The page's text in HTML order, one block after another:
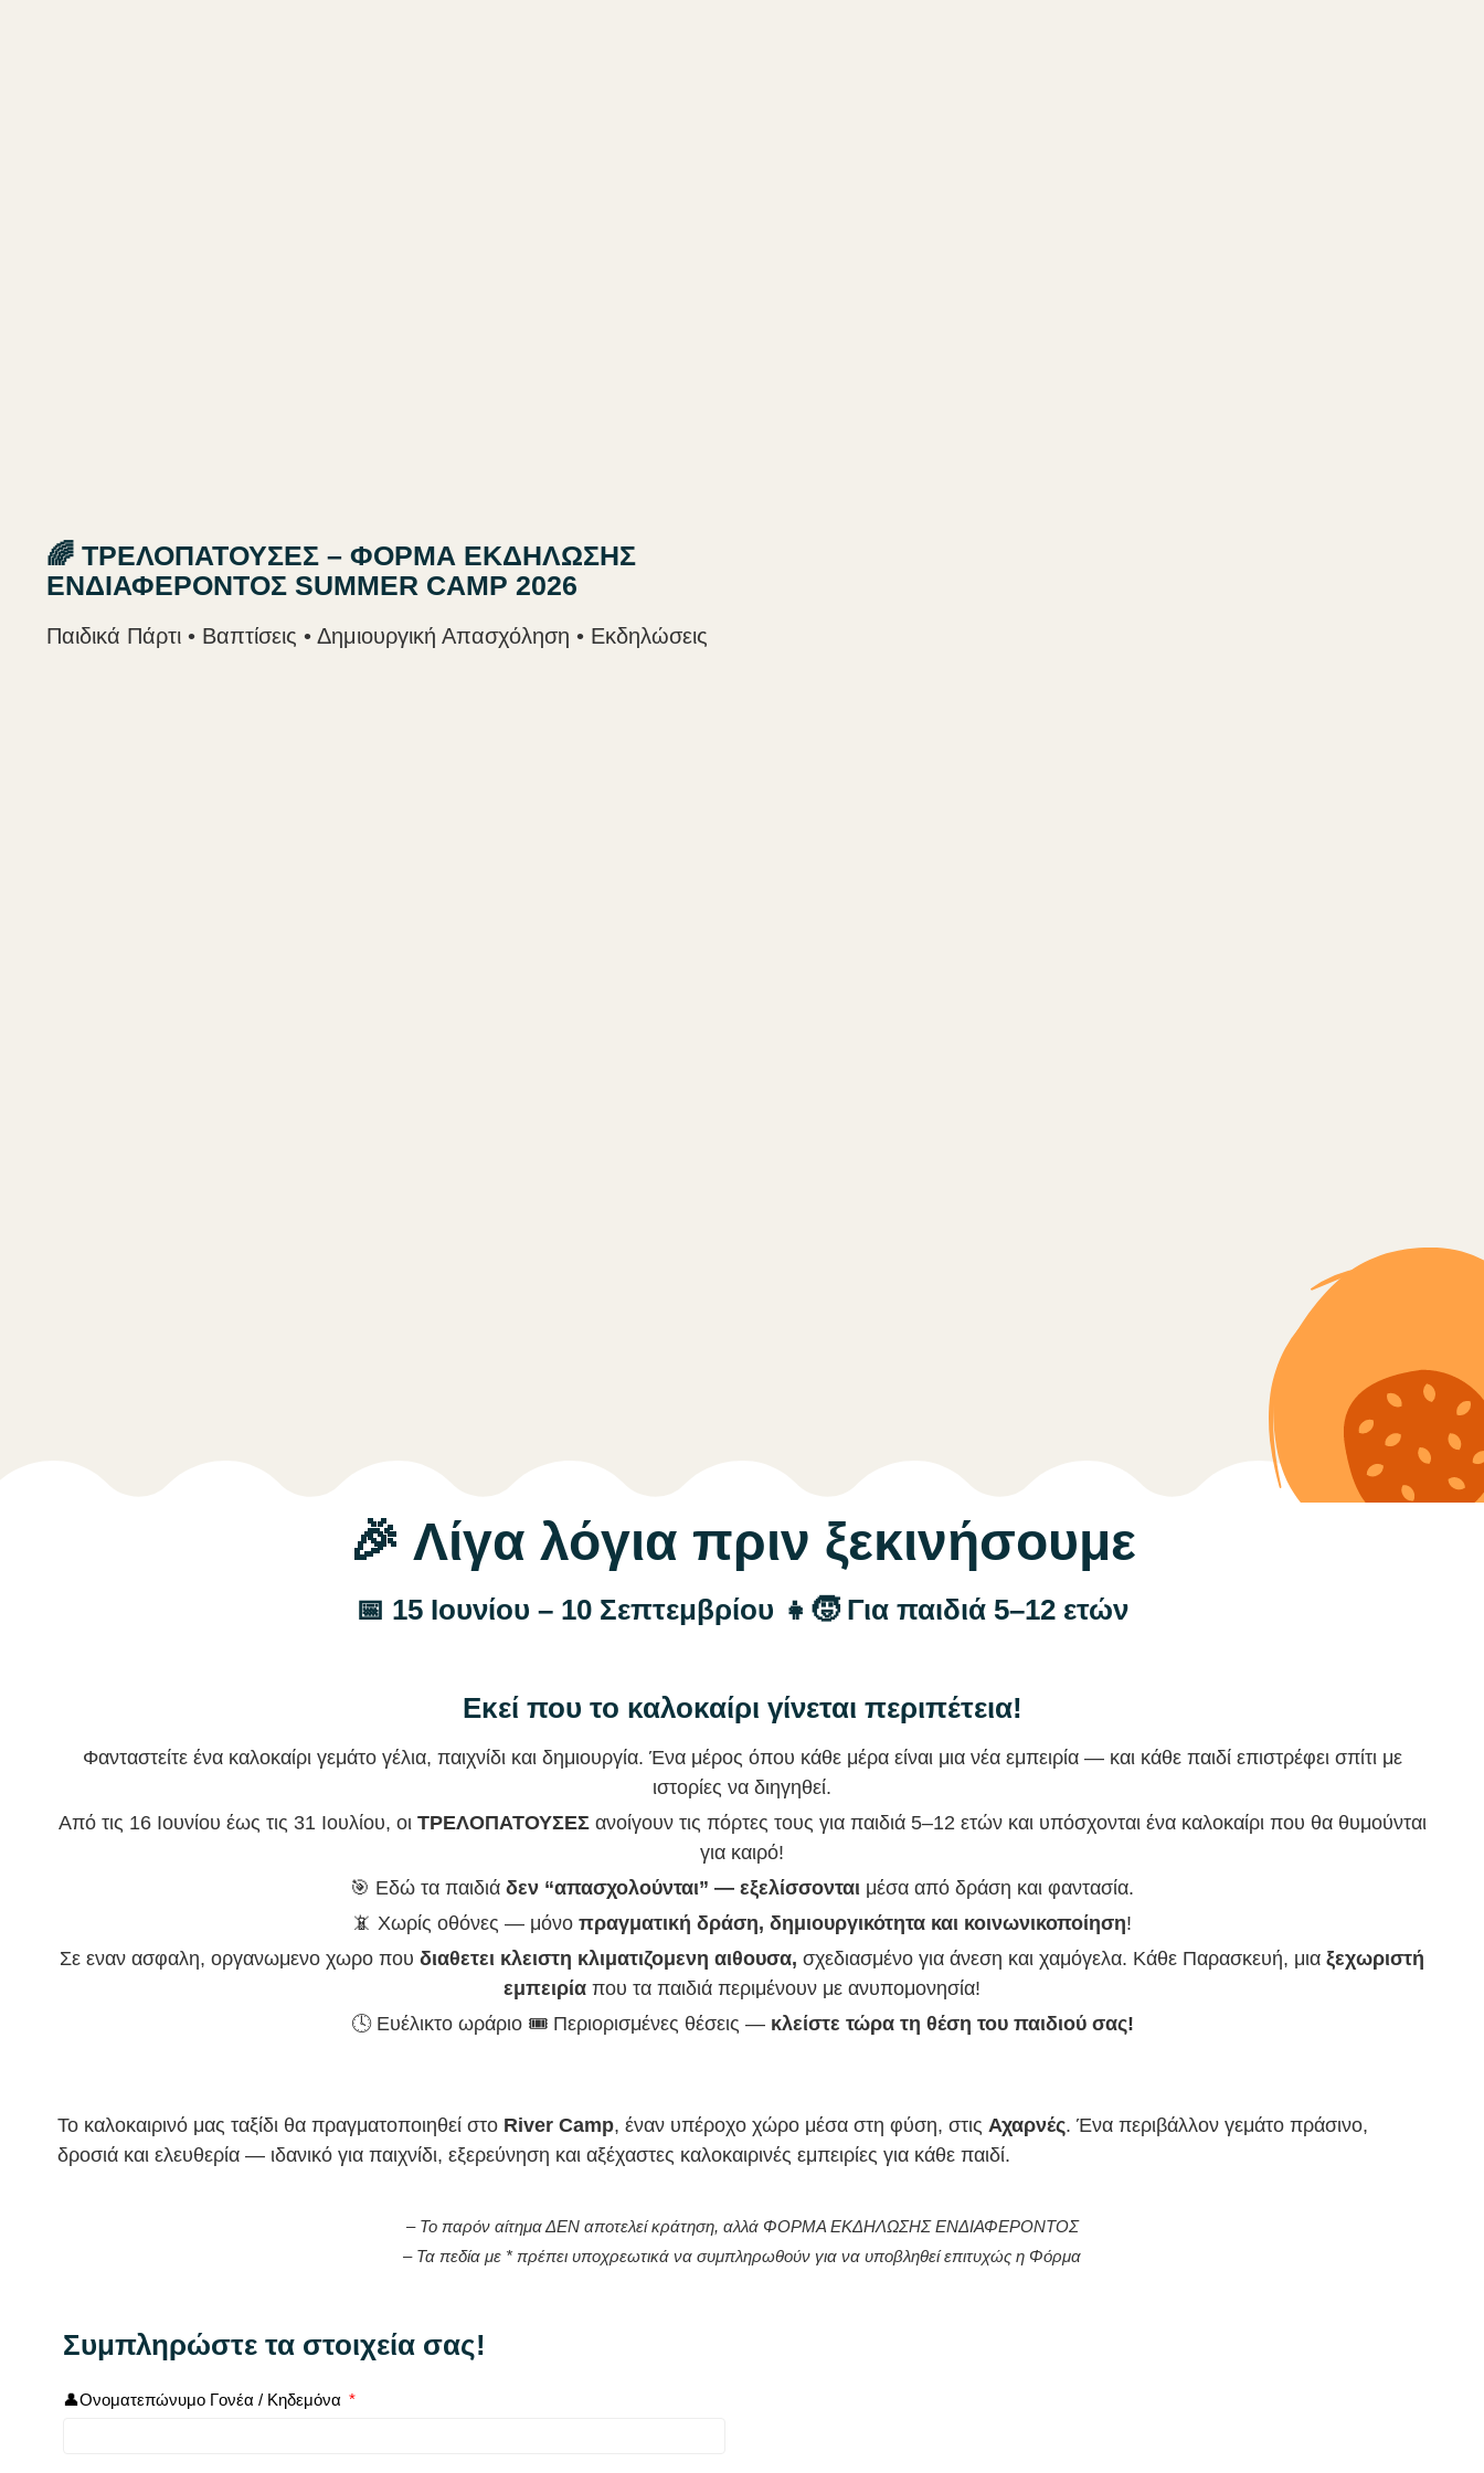
🌈 ΤΡΕΛΟΠΑΤΟΥΣΕΣ – ΦΟΡΜΑ ΕΚΔΗΛΩΣΗΣ
ΕΝΔΙΑΦΕΡΟΝΤΟΣ SUMMER CAMP 2026
Παιδικά Πάρτι • Βαπτίσεις • Δημιουργική Απασχόληση • Εκδηλώσεις
🎉 Λίγα λόγια πριν ξεκινήσουμε
📅 15 Ιουνίου – 10 Σεπτεμβρίου 👧🧒 Για παιδιά 5–12 ετών
Εκεί που το καλοκαίρι γίνεται περιπέτεια!
Φανταστείτε ένα καλοκαίρι γεμάτο γέλια, παιχνίδι και δημιουργία. Ένα μέρος όπου κάθε μέρα είναι μια νέα εμπειρία — και κάθε παιδί επιστρέφει σπίτι με
ιστορίες να διηγηθεί.
Από τις 16 Ιουνίου έως τις 31 Ιουλίου, οι ΤΡΕΛΟΠΑΤΟΥΣΕΣανοίγουν τις πόρτες τους για παιδιά 5–12 ετών και υπόσχονται ένα καλοκαίρι που θα θυμούνται
για καιρό!
🎯 Εδώ τα παιδιά δεν “απασχολούνται” — εξελίσσονται μέσα από δράση και φαντασία.
📵 Χωρίς οθόνες — μόνο πραγματική δράση, δημιουργικότητα και κοινωνικοποίηση!
Σε εναν ασφαλη, οργανωμενο χωρο που διαθετει κλειστη κλιματιζομενη αιθουσα, σχεδιασμένο για άνεση και χαμόγελα. Κάθε Παρασκευή, μια ξεχωριστή
εμπειρία που τα παιδιά περιμένουν με ανυπομονησία!
🕓 Ευέλικτο ωράριο 🎟️ Περιορισμένες θέσεις — κλείστε τώρα τη θέση του παιδιού σας!
Το καλοκαιρινό μας ταξίδι θα πραγματοποιηθεί στο River Camp, έναν υπέροχο χώρο μέσα στη φύση, στις Αχαρνές. Ένα περιβάλλον γεμάτο πράσινο,
δροσιά και ελευθερία — ιδανικό για παιχνίδι, εξερεύνηση και αξέχαστες καλοκαιρινές εμπειρίες για κάθε παιδί.
– Το παρόν αίτημα ΔΕΝ αποτελεί κράτηση, αλλά ΦΟΡΜΑ ΕΚΔΗΛΩΣΗΣ ΕΝΔΙΑΦΕΡΟΝΤΟΣ
– Τα πεδία με * πρέπει υποχρεωτικά να συμπληρωθούν για να υποβληθεί επιτυχώς η Φόρμα
Συμπληρώστε τα στοιχεία σας!
👤Ονοματεπώνυμο Γονέα / Κηδεμόνα